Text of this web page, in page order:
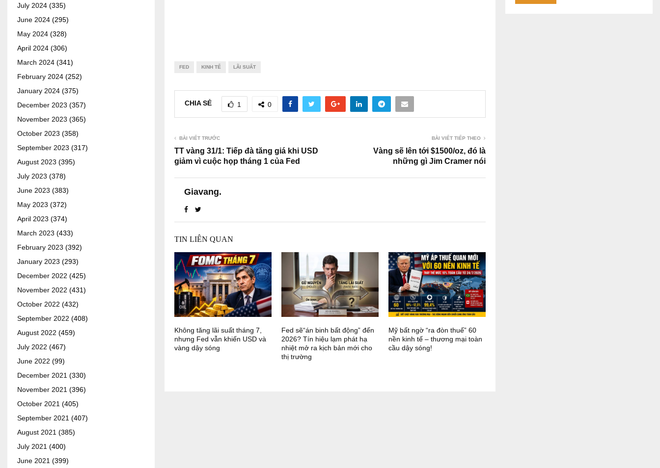
FED KINH TẾ LÃI SUẤT
CHIA SẺ 1 0
BÀI VIẾT TRƯỚC
TT vàng 31/1: Tiếp đà tăng giá khi USD
giảm vì cuộc họp tháng 1 của Fed
BÀI VIẾT TIẾP THEO
Vàng sẽ lên tới $1500/oz, đó là
những gì Jim Cramer nói
Giavang.
TIN LIÊN QUAN
Không tăng lãi suất tháng 7,
nhưng Fed vẫn khiến USD và
vàng dậy sóng
Fed sẽ“án binh bất động” đến
2026? Tín hiệu lạm phát hạ
nhiệt mở ra kịch bản mới cho
thị trường
Mỹ bất ngờ “ra đòn thuế” 60
nền kinh tế – thương mại toàn
cầu dậy sóng!
July 2024 (335)
June 2024 (295)
May 2024 (328)
April 2024 (306)
March 2024 (341)
February 2024 (252)
January 2024 (375)
December 2023 (357)
November 2023 (365)
October 2023 (358)
September 2023 (317)
August 2023 (395)
July 2023 (378)
June 2023 (383)
May 2023 (372)
April 2023 (374)
March 2023 (433)
February 2023 (392)
January 2023 (293)
December 2022 (425)
November 2022 (431)
October 2022 (432)
September 2022 (408)
August 2022 (459)
July 2022 (467)
June 2022 (99)
December 2021 (330)
November 2021 (396)
October 2021 (405)
September 2021 (407)
August 2021 (385)
July 2021 (400)
June 2021 (399)